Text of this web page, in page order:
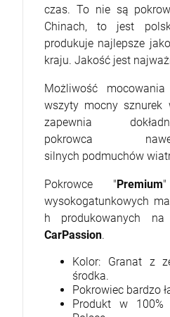
czas. To nie są
Chinach, to jest
produkuje najlepsze
kraju. Jakość jest
Możliwość
wszyty mocny sznurek
zapewnia
pokrowca
silnych podmuchów
Pokrowce "Premium
wysokogatunkowych
h produkowanych
CarPassion.
Kolor: Granat z
środka.
Pokrowiec bardzo
Produkt w 100%